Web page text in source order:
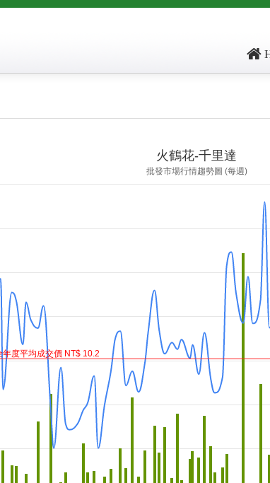
火鶴花-千里達
批發市場行情趨勢圖 (每週)
年度平均成交價 NT$ 10.2